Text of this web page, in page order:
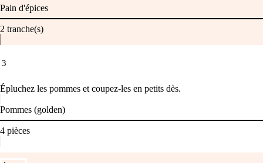
Pain d'épices
2 tranche(s)
3
Épluchez les pommes et coupez-les en petits dès.
Pommes (golden)
4 pièces